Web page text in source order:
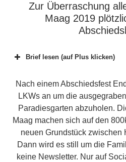
Zur Überraschung
Maag 2019
Brief lesen (auf Plus klicken)
Nach einem Abschiedsfest
LKWs an um die
Paradiesgarten abzuholen.
Maag machen sich auf den
neuen Grundstück zwischen
Dann wird es still um die
keine Newsletter. Nur auf